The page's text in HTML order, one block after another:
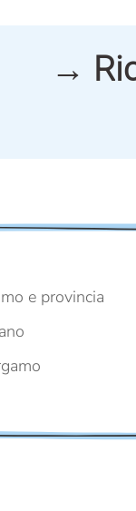
→
e provincia